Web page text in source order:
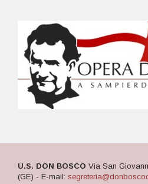
U.S. DON BOSCO Via San
(GE) - E-mail: